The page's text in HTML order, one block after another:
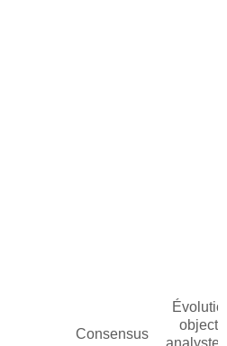
Consensus
objectif